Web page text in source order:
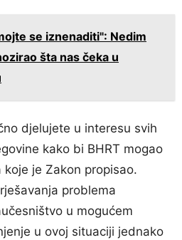
se iznenaditi": Nedim
šta nas čeka u
djelujete u interesu svih
kako bi BHRT mogao
je Zakon propisao.
problema
u mogućem
u ovoj situaciji jednako